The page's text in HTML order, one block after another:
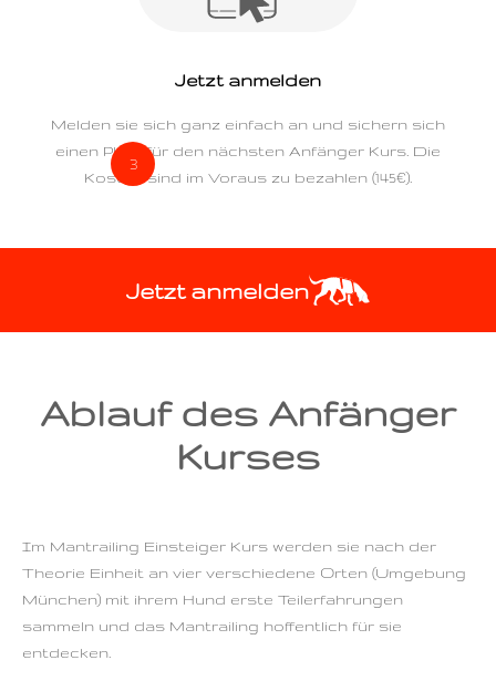
Jetzt anmelden
Melden sie sich ganz einfach an und sichern sich
einen Platz für den nächsten Anfänger Kurs. Die
Kosten sind im Voraus zu bezahlen (145€).
Jetzt anmelden
Ablauf des Anfänger
Kurses
Im Mantrailing Einsteiger Kurs werden sie nach der
Theorie Einheit an vier verschiedene Orten (Umgebung
München) mit ihrem Hund erste Teilerfahrungen
sammeln und das Mantrailing hoffentlich für sie
entdecken.